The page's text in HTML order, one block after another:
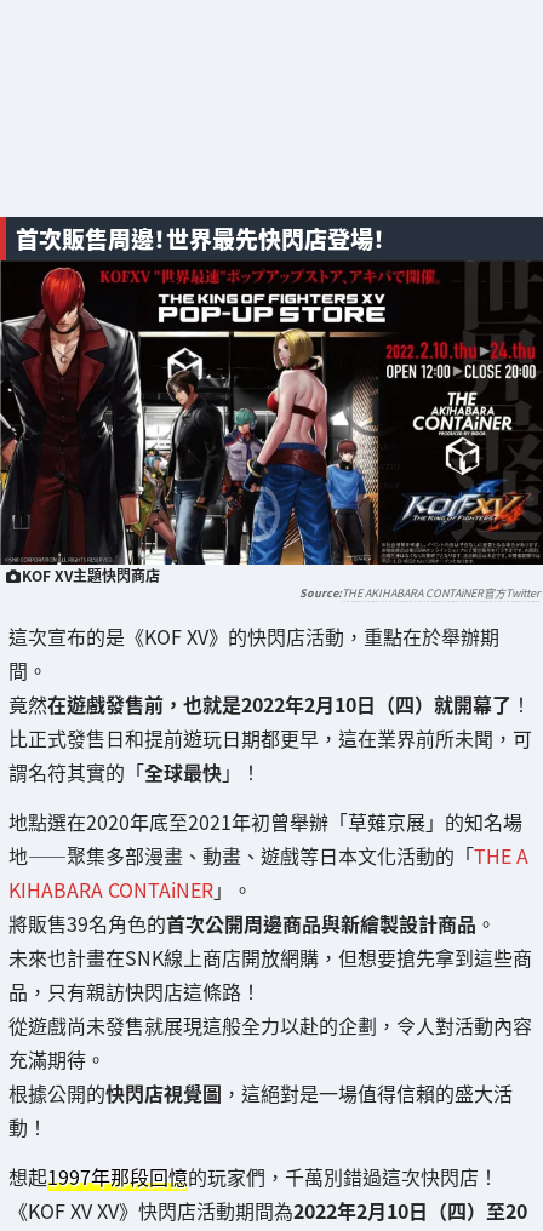
首次販售周邊！世界最先快閃店登場！
KOF XV主題快閃商店
THE AKIHABARA CONTAiNER官方Twitter
這次宣布的是《KOF XV》的快閃店活動，重點在於舉辦期
間。
竟然在遊戲發售前，也就是2022年2月10日（四）就開幕了 ！
比正式發售日和提前遊玩日期都更早，這在業界前所未聞，可
謂名符其實的「全球最快」！
地點選在2020年底至2021年初曾舉辦「草薙京展」的知名場
地——聚集多部漫畫、動畫、遊戲等日本文化活動的「THE A
KIHABARA CONTAiNER」。
將販售39名角色的首次公開周邊商品與新繪製設計商品 。
未來也計畫在SNK線上商店開放網購，但想要搶先拿到這些商
品，只有親訪快閃店這條路！
從遊戲尚未發售就展現這般全力以赴的企劃，令人對活動內容
充滿期待。
根據公開的快閃店視覺圖 ，這絕對是一場值得信賴的盛大活
動！
想起1997年那段回憶的玩家們，千萬別錯過這次快閃店！
《KOF XV XV》快閃店活動期間為2022年2月10日（四）至20